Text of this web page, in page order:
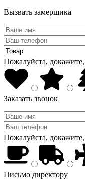
Вызвать замерщика
Пожалуйста,
Заказать звонок
Пожалуйста,
Письмо директору